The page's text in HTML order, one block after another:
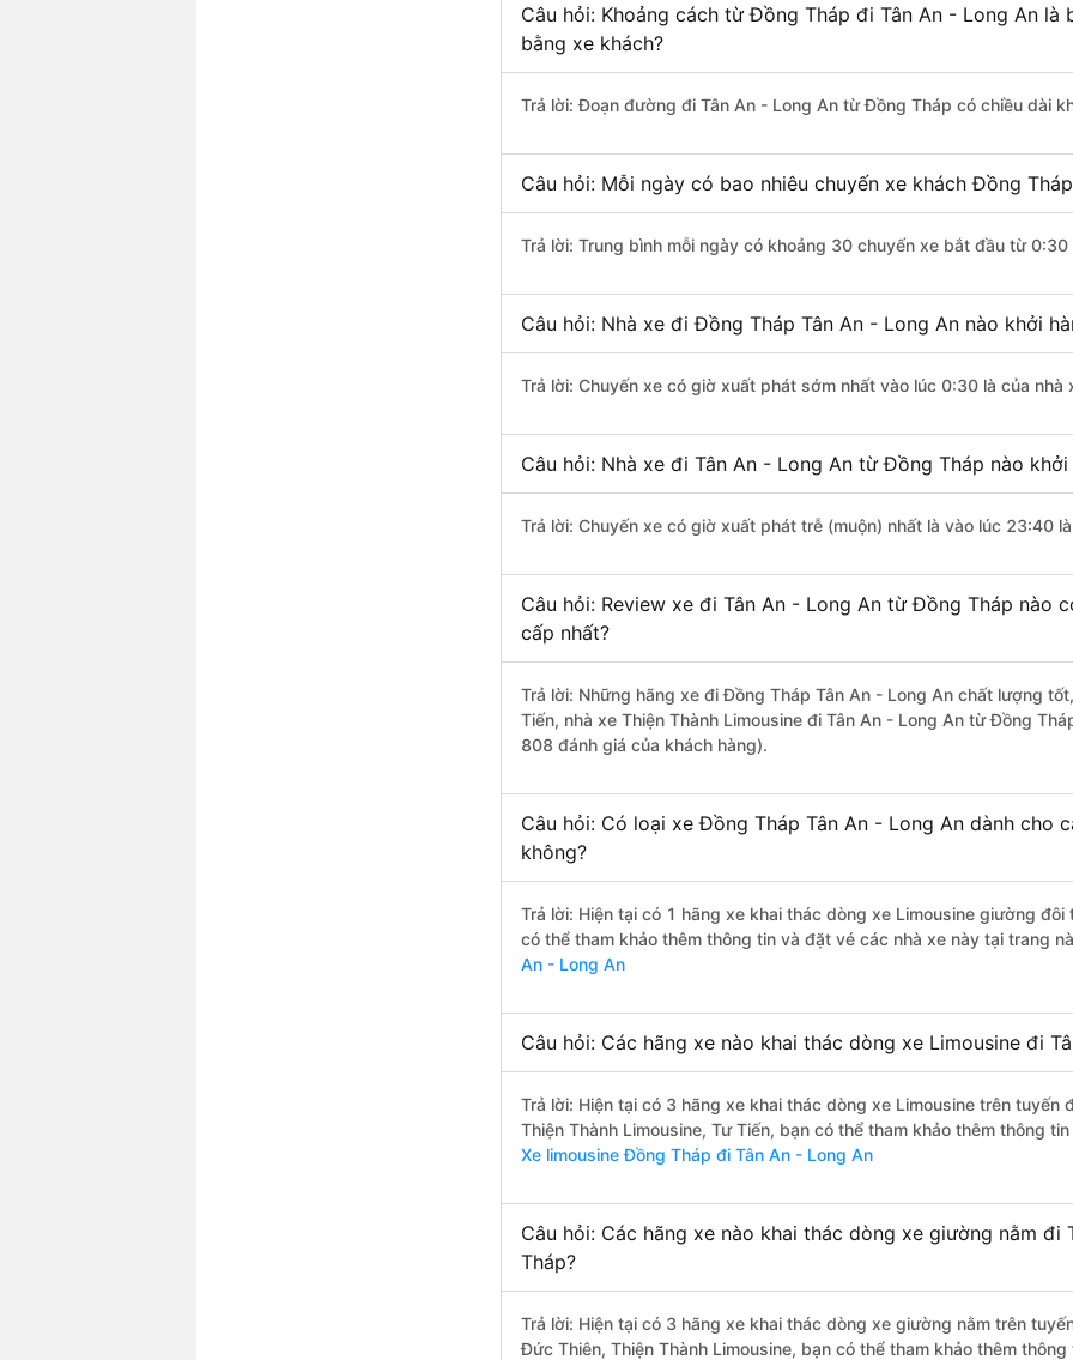
Câu hỏi: Khoảng cách từ Đồng Tháp đi Tân An - Long An là
bằng xe khách?
Trả lời: Đoạn đường đi Tân An - Long An từ Đồng Tháp có chiều dài
Câu hỏi: Mỗi ngày có bao nhiêu chuyến xe khách Đồng
Trả lời: Trung bình mỗi ngày có khoảng 30 chuyến xe bắt đầu từ
Câu hỏi: Nhà xe đi Đồng Tháp Tân An - Long An nào khởi
Trả lời: Chuyến xe có giờ xuất phát sớm nhất vào lúc 0:30 là của nhà
Câu hỏi: Nhà xe đi Tân An - Long An từ Đồng Tháp nào khởi
Trả lời: Chuyến xe có giờ xuất phát trễ (muộn) nhất là vào lúc 23:40
Câu hỏi: Review xe đi Tân An - Long An từ Đồng Tháp nào
cấp nhất?
Trả lời: Những hãng xe đi Đồng Tháp Tân An - Long An chất lượng
Tiến, nhà xe Thiện Thành Limousine đi Tân An - Long An từ Đồng
808 đánh giá của khách hàng).
Câu hỏi: Có loại xe Đồng Tháp Tân An - Long An dành cho
không?
Trả lời: Hiện tại có 1 hãng xe khai thác dòng xe Limousine giường
có thể tham khảo thêm thông tin và đặt vé các nhà xe này tại trang
An - Long An
Câu hỏi: Các hãng xe nào khai thác dòng xe Limousine đi
Trả lời: Hiện tại có 3 hãng xe khai thác dòng xe Limousine trên tuyến
Thiện Thành Limousine, Tư Tiến, bạn có thể tham khảo thêm thông
Xe limousine Đồng Tháp đi Tân An - Long An
Câu hỏi: Các hãng xe nào khai thác dòng xe giường nằm đi
Tháp?
Trả lời: Hiện tại có 3 hãng xe khai thác dòng xe giường nằm trên
Đức Thiên, Thiện Thành Limousine, bạn có thể tham khảo thêm